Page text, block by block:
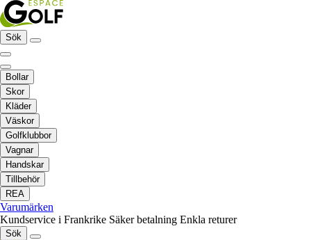
Sök
Bollar
Skor
Kläder
Väskor
Golfklubbor
Vagnar
Handskar
Tillbehör
REA
Varumärken
Kundservice i Frankrike Säker betalning Enkla returer
Sök